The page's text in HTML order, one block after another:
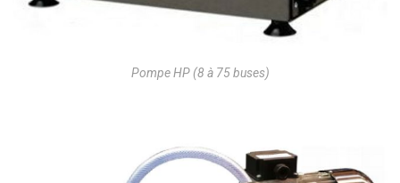
Pompe HP (8 à 75 buses)